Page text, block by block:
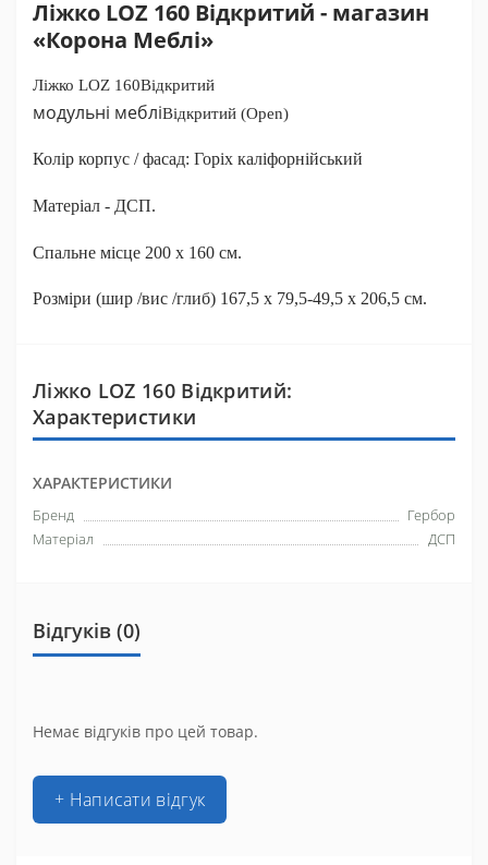
Ліжко LOZ 160 Відкритий - магазин
«Корона Меблі»
Ліжко LOZ 160Відкритий
модульні мебліВідкритий (Open)
Колір корпус / фасад: Горіх каліфорнійський
Матеріал - ДСП.
Спальне місце 200 х 160 см.
Розміри (шир /вис /глиб) 167,5 x 79,5-49,5 x 206,5 см.
Ліжко LOZ 160 Відкритий:
Характеристики
ХАРАКТЕРИСТИКИ
Бренд
Гербор
Матеріал
ДСП
Відгуків (0)
Немає відгуків про цей товар.
+ Написати відгук